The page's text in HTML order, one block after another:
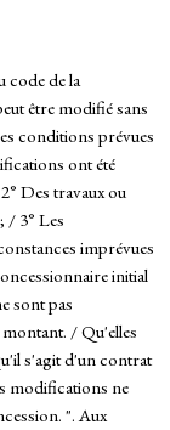
code de la
être modifié sans
conditions prévues
ont été
Des travaux ou
/ 3° Les
imprévues
initial
sont pas
/ Qu'elles
s'agit d'un contrat
modifications ne
". Aux